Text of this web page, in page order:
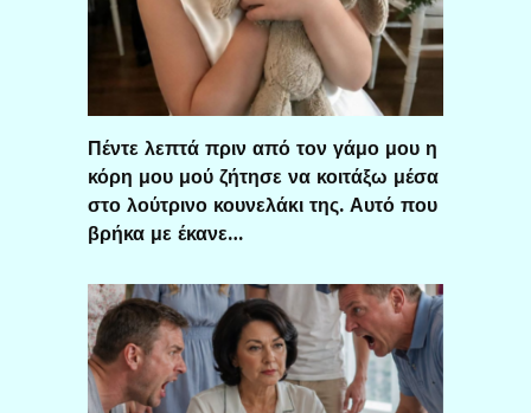
Πέντε λεπτά πριν από τον γάμο μου η
κόρη μου μού ζήτησε να κοιτάξω μέσα
στο λούτρινο κουνελάκι της. Αυτό που
βρήκα με έκανε…